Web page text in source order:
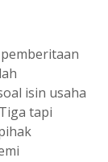
isin usaha
tapi